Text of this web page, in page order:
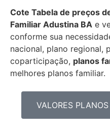
Cote Tabela de preços
Familiar Adustina BA e
conforme sua
nacional, plano regional,
coparticipação, planos
melhores planos familiar.
VALORES